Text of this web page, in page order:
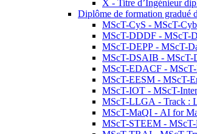
X - Titre d’Ingénieur
Diplôme de formation gradué
MScT-CyS - MScT-
MScT-DDDF - MScT-
MScT-DEPP - MScT-
MScT-DSAIB - MScT-
MScT-EDACF - MScT-
MScT-EESM - MScT-
MScT-IOT - MScT-
MScT-LLGA - Track :
MScT-MaQI - AI for
MScT-STEEM - MScT-